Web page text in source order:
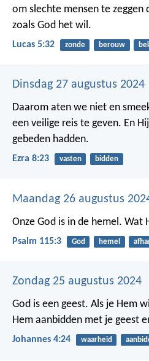
om slechte mensen te zeggen
zoals God het wil.
Lucas 5:32 zonde berouw
Dinsdag 27 augustus 2024
Daarom aten we niet en
een veilige reis te geven. En
gebeden hadden.
Ezra 8:23 vasten bidden
Maandag 26 augustus
Onze God is in de hemel. Wat
Psalm 115:3 God hemel
Zondag 25 augustus 2024
God is een geest. Als je Hem
Hem aanbidden met je geest
Johannes 4:24 waarheid